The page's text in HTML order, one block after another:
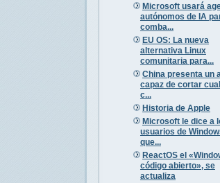
Microsoft usará
autónomos de IA
comba...
EU OS: La nueva
alternativa Linux
comunitaria para...
China presenta un
capaz de cortar
c...
Historia de Apple
Microsoft le dice a
usuarios de
que...
ReactOS el
código abierto», se
actualiza